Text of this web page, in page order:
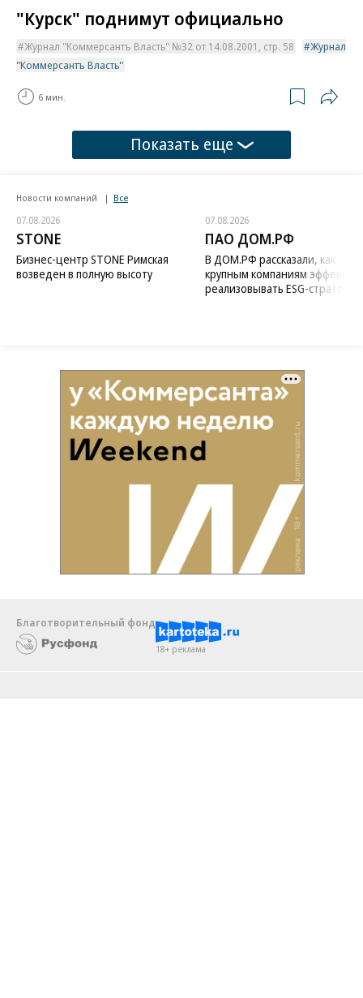
"Курск" поднимут официально
Журнал "Коммерсантъ Власть" №32 от 14.08.2001, стр. 58
Журнал
"Коммерсантъ Власть"
6 мин.
Показать еще
Новости компаний Все
07.08.2026
STONE
Бизнес-центр STONE Римская
возведен в полную высоту
07.08.2026
ПАО ДОМ.РФ
В ДОМ.РФ рассказали, как
крупным компаниям
реализовывать ESG-стратегию
Благотворительный фонд
18+ реклама